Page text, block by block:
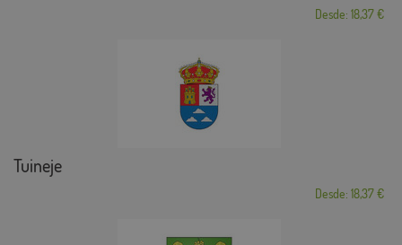
Desde: 18,37 €
Tuineje
Desde: 18,37 €